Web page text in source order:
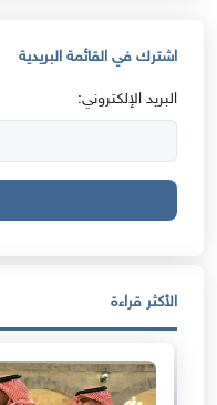
اشترك في القائمة البريدية
البريد الإلكتروني:
الأكثر قراءة